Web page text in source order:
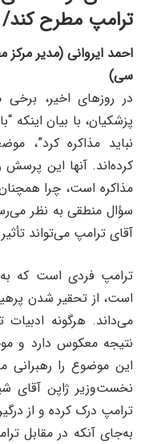
ترامپ مطرح کند/
احمد ایروانی (مدیر
سی)
در روزهای اخیر، برخی
پزشکیان، با بیان
نباید مذاکره کرد”،
کرده‌اند. آنها این پرسش
مذاکره است، چرا
سؤال منطقی به نظر
آقای ترامپ می‌تواند
ترامپ فردی است که
است، از تحقیر شدن
می‌داند. هرگونه ادبیات
نتیجه معکوس دارد
این موضوع را رهبرانی
نخست‌وزیر ژاپن آقای
ترامپ درک کرده و از
به‌جای آنکه در مقابل